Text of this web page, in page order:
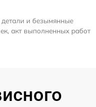
и безымянные
акт выполненных работ